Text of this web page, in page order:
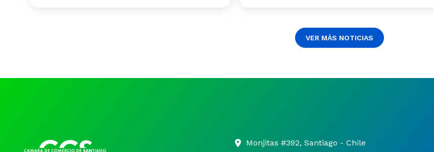
VER MÁS NOTICIAS
Monjitas #392, Santiago - Chile